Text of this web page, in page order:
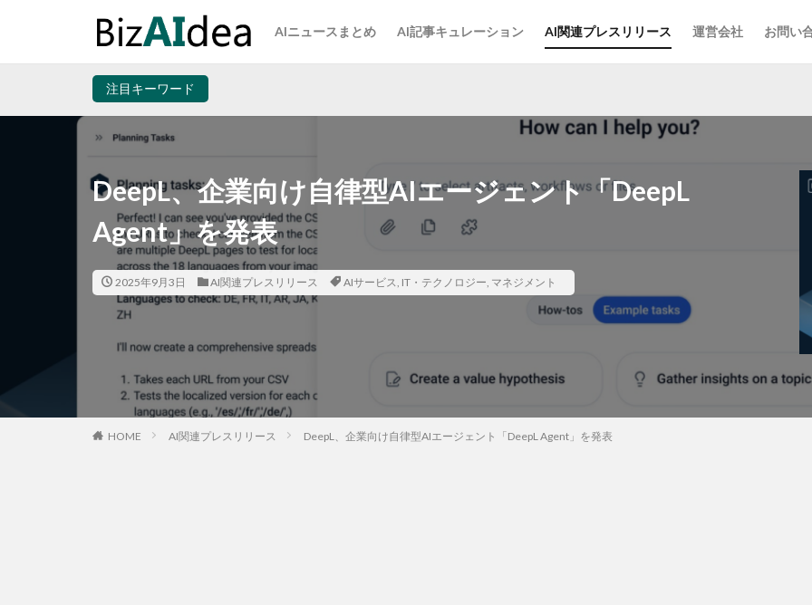
AIニュースまとめ AI記事キュレーション AI関連プレスリリース 運営会社 お問い
注目キーワード
DeepL、企業向け自律型AIエージェント「DeepL
Agent」を発表
2025年9月3日 AI関連プレスリリース AIサービス, IT・テクノロジー, マネジメント
HOME AI関連プレスリリース DeepL、企業向け自律型AIエージェント「DeepL Agent」を発表